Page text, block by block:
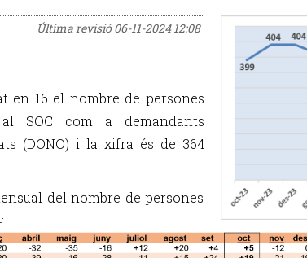
Última revisió06-11-2024 12:08
en 16 el nombre de persones
SOC com a demandants
(DONO) i la xifra és de 364
del nombre de persones